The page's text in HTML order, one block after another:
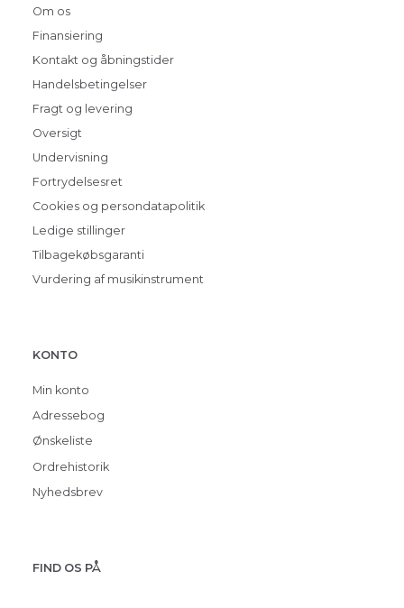
Om os
Finansiering
Kontakt og åbningstider
Handelsbetingelser
Fragt og levering
Oversigt
Undervisning
Fortrydelsesret
Cookies og persondatapolitik
Ledige stillinger
Tilbagekøbsgaranti
Vurdering af musikinstrument
KONTO
Min konto
Adressebog
Ønskeliste
Ordrehistorik
Nyhedsbrev
FIND OS PÅ